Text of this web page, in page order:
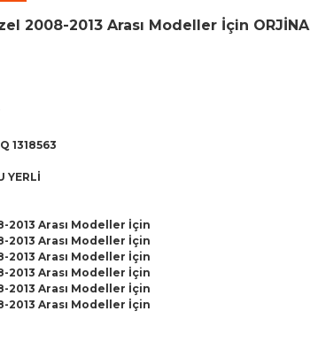
2008-2013 Arası Modeller İçin
1318563
YERLİ
2013 Arası Modeller İçin
2013 Arası Modeller İçin
2013 Arası Modeller İçin
2013 Arası Modeller İçin
2013 Arası Modeller İçin
2013 Arası Modeller İçin